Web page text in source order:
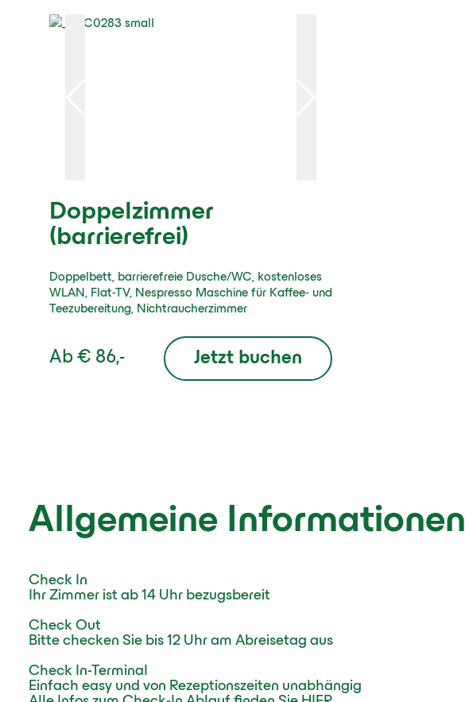
Doppelzimmer
(barrierefrei)
Doppelbett, barrierefreie Dusche/WC, kostenloses
WLAN, Flat-TV, Nespresso Maschine für Kaffee- und
Teezubereitung, Nichtraucherzimmer
Ab € 86,- Jetzt buchen
Allgemeine Informationen
Check In
Ihr Zimmer ist ab 14 Uhr bezugsbereit
Check Out
Bitte checken Sie bis 12 Uhr am Abreisetag aus
Check In-Terminal
Einfach easy und von Rezeptionszeiten unabhängig